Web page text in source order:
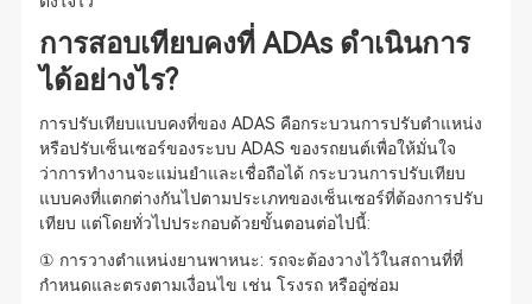
การสอบเทียบคงที่ ADAs ดำเนินการ
ได้อย่างไร?
การปรับเทียบแบบคงที่ของ ADAS คือกระบวนการปรับตำแหน่ง
หรือปรับเซ็นเซอร์ของระบบ ADAS ของรถยนต์เพื่อให้มั่นใจ
ว่าการทำงานจะแม่นยำและเชื่อถือได้ กระบวนการปรับเทียบ
แบบคงที่แตกต่างกันไปตามประเภทของเซ็นเซอร์ที่ต้องการปรับ
เทียบ แต่โดยทั่วไปประกอบด้วยขั้นตอนต่อไปนี้:
① การวางตำแหน่งยานพาหนะ: รถจะต้องวางไว้ในสถานที่ที่
กำหนดและตรงตามเงื่อนไข เช่น โรงรถ หรืออู่ซ่อม